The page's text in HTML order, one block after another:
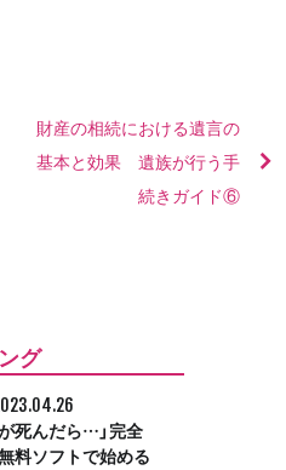
財産の相続における遺言の
基本と効果 遺族が行う手
続きガイド⑥
グ
が死んだら…」完全
料ソフトで始める